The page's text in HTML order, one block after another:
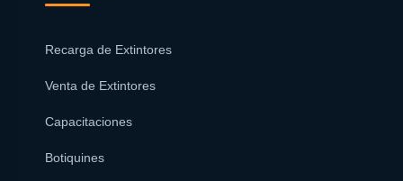
Recarga de Extintores
Venta de Extintores
Capacitaciones
Botiquines